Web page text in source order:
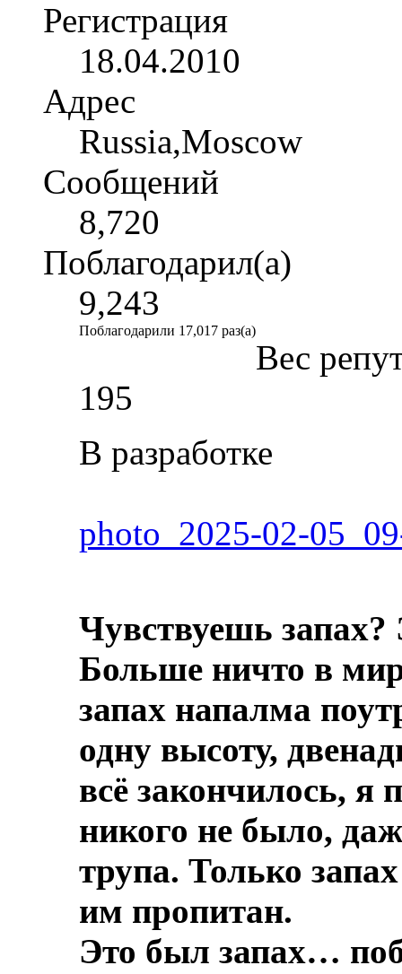
Регистрация
18.04.2010
Адрес
Russia,Moscow
Сообщений
8,720
Поблагодарил(а)
9,243
Поблагодарили 17,017 раз(а)
Вес
195
В разработке
photo_2025-02-
Чувствуешь
Больше ничто в
запах напалма
одну высоту,
всё закончилось, я
никого не было,
трупа. Только
им пропитан.
Это был запах…